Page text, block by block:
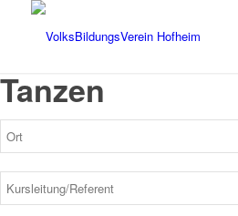
Tanzen